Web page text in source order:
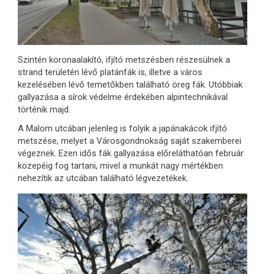
Szintén koronaalakító, ifjító metszésben részesülnek a
strand területén lévő platánfák is, illetve a város
kezelésében lévő temetőkben található öreg fák. Utóbbiak
gallyazása a sírok védelme érdekében alpintechnikával
történik majd.
A Malom utcában jelenleg is folyik a japánakácok ifjító
metszése, melyet a Városgondnokság saját szakemberei
végeznek. Ezen idős fák gallyazása előreláthatóan február
közepéig fog tartani, mivel a munkát nagy mértékben
nehezítik az utcában található légvezetékek.